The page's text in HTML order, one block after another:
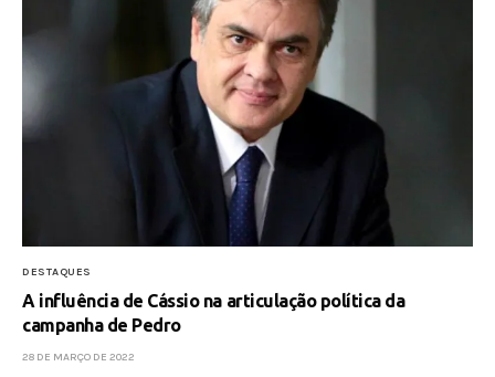
DESTAQUES
A influência de Cássio na articulação política da
campanha de Pedro
28 DE MARÇO DE 2022